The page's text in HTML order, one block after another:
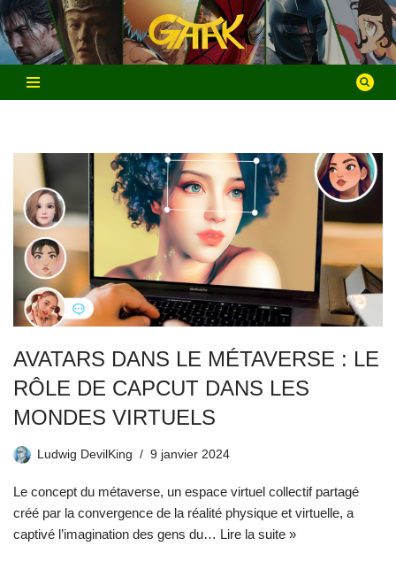
Aller
au
contenu
AVATARS DANS LE MÉTAVERSE : LE
RÔLE DE CAPCUT DANS LES
MONDES VIRTUELS
Ludwig DevilKing 9 janvier 2024
Le concept du métaverse, un espace virtuel collectif partagé
créé par la convergence de la réalité physique et virtuelle, a
captivé l’imagination des gens du… Lire la suite »